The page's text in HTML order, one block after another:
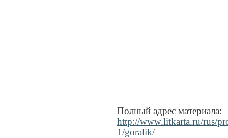
Полный адрес материала:
http://www.litkarta.ru/rus/
1/goralik/